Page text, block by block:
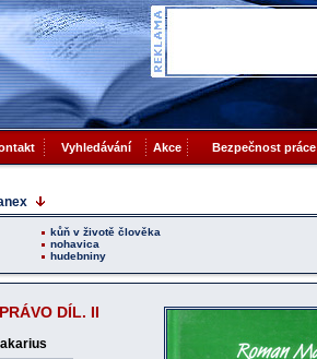
Vyhledávání Akce Bezpečnost práce
kůň v životě člověka
nohavica
hudebniny
DÍL. II